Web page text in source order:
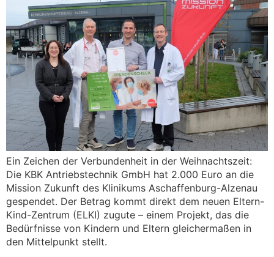
Ein Zeichen der Verbundenheit in der Weihnachtszeit:
Die KBK Antriebstechnik GmbH hat 2.000 Euro an die
Mission Zukunft des Klinikums Aschaffenburg-Alzenau
gespendet. Der Betrag kommt direkt dem neuen Eltern-
Kind-Zentrum (ELKI) zugute – einem Projekt, das die
Bedürfnisse von Kindern und Eltern gleichermaßen in
den Mittelpunkt stellt.